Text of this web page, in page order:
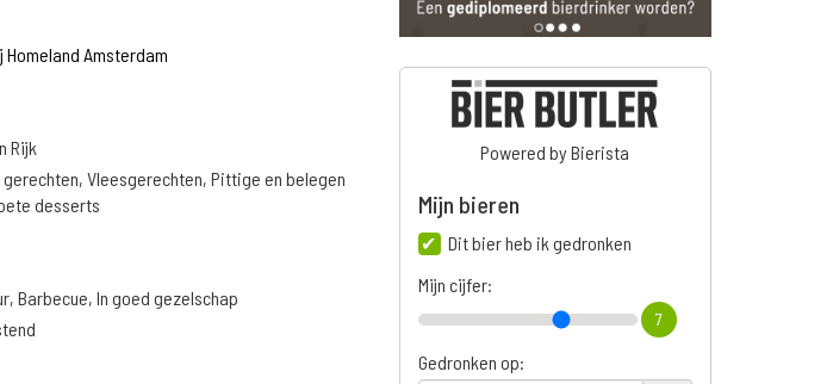
Homeland Amsterdam
Rijk
gerechten, Vleesgerechten, Pittige en belegen
desserts
Barbecue, In goed gezelschap
Powered by Bierista
Mijn bieren
Dit bier heb ik gedronken
Mijn cijfer:
7
Gedronken op: